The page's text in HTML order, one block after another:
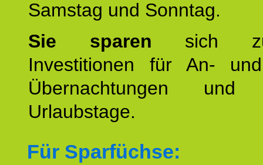
Samstag und Sonntag.
Sie sparen sich
Investitionen für An-
Übernachtungen und
Urlaubstage.
Für Sparfüchse: